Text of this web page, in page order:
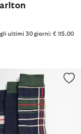
ultimi 30 giorni: € 115,00
con calzini